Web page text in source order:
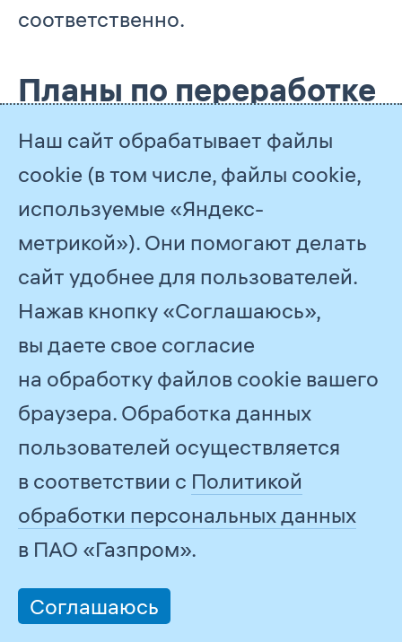
соответственно.
Планы по переработке
жидких
углеводородов
Стратегическим приоритетом
в области развития
нефтепереработки остается
реализация программ
модернизации перерабатывающих
мощностей. В результате
модернизации
нефтеперерабатывающих активов
глубина переработки нефти
вырастет до 95 %, а выход светлых
Наш сайт обрабатывает файлы
cookie (в том числе, файлы cookie,
используемые «Яндекс-
метрикой»). Они помогают делать
сайт удобнее для пользователей.
Нажав кнопку «Соглашаюсь»,
вы даете свое согласие
на обработку файлов cookie вашего
браузера. Обработка данных
пользователей осуществляется
в соответствии с Политикой
обработки персональных данных
в ПАО «Газпром».
Соглашаюсь